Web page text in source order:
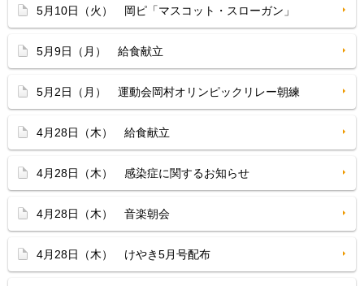
5月10日（火） 岡ピ「マスコット・スローガン」
5月9日（月） 給食献立
5月2日（月） 運動会岡村オリンピックリレー朝練
4月28日（木） 給食献立
4月28日（木） 感染症に関するお知らせ
4月28日（木） 音楽朝会
4月28日（木） けやき5月号配布